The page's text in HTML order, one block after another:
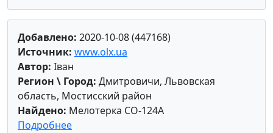
Добавлено: 2020-10-08 (447168)
Источник: www.olx.ua
Автор: Іван
Регион \ Город: Дмитровичи, Львовская
область, Мостисский район
Найдено: Мелотерка СО-124А
Подробнее